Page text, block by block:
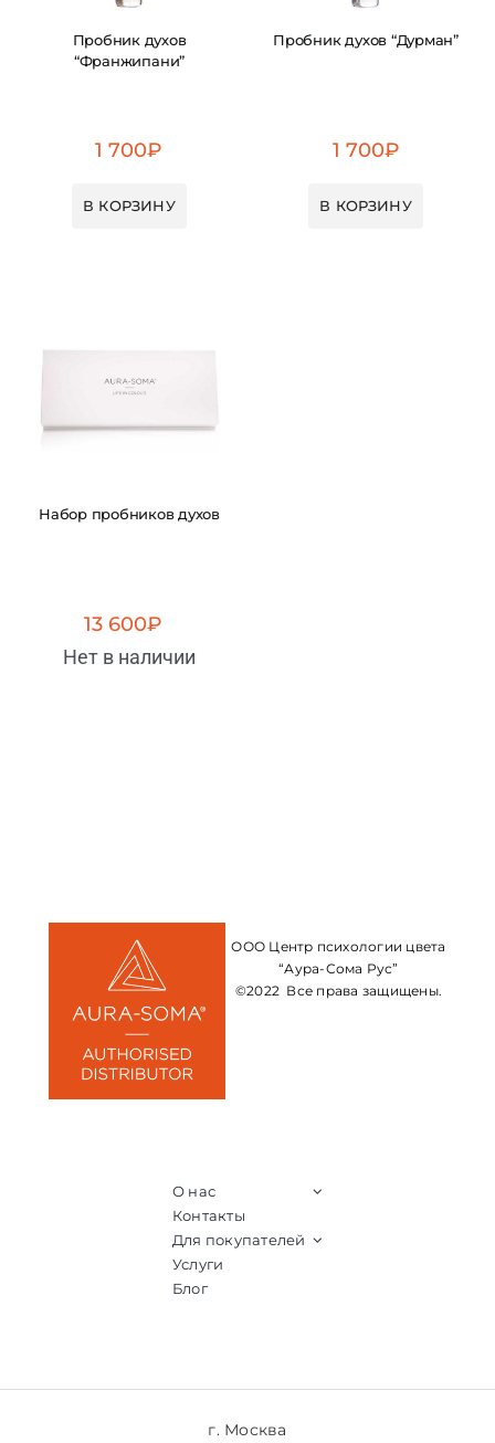
Пробник духов
“Франжипани”
1 700₽
В КОРЗИНУ
Пробник духов “Дурман”
1 700₽
В КОРЗИНУ
Набор пробников духов
13 600₽
Нет в наличии
ООО Центр психологии цвета
“Аура-Сома Рус”
©2022 Все права защищены.
О нас
Контакты
Для покупателей
Услуги
Блог
г. Москва